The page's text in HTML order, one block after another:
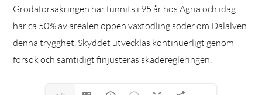
Grödaförsäkringen har funnits i 95 år hos Agria och idag
har ca 50% av arealen öppen växtodling söder om Dalälven
denna trygghet. Skyddet utvecklas kontinuerligt genom
försök och samtidigt finjusteras skaderegleringen.